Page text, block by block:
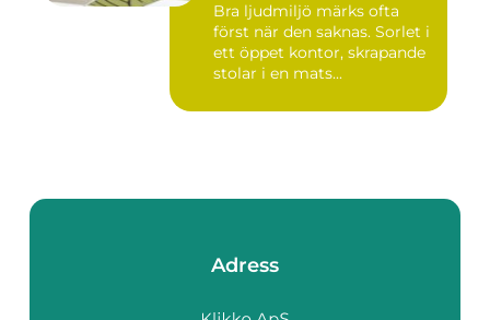
Bra ljudmiljö märks ofta
först när den saknas. Sorlet i
ett öppet kontor, skrapande
stolar i en mats...
Adress